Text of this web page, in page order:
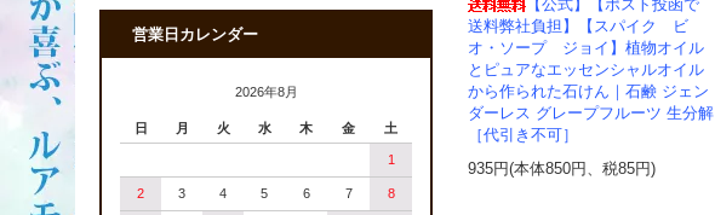
【公式】【ポスト投函で
送料弊社負担】【スパイク ビ
オ・ソープ ジョイ】植物オイル
とピュアなエッセンシャルオイル
から作られた石けん｜石鹸 ジェン
ダーレス グレープフルーツ 生分解
［代引き不可］
935円(本体850円、税85円)
営業日カレンダー
2026年8月
日 月 火 水 木 金 土
1
2 3 4 5 6 7 8